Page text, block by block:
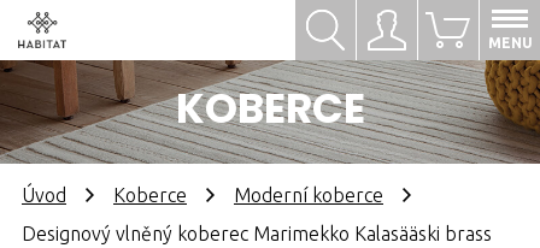
Přihlásit se
KOBERCE
0
MENU
Hledat
Úvod Koberce
Moderní koberce
Designový vlněný koberec Marimekko Kalasääski brass